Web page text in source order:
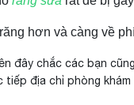
hơn và càng về
đây chắc các bạn
tiếp địa chỉ phòng khám